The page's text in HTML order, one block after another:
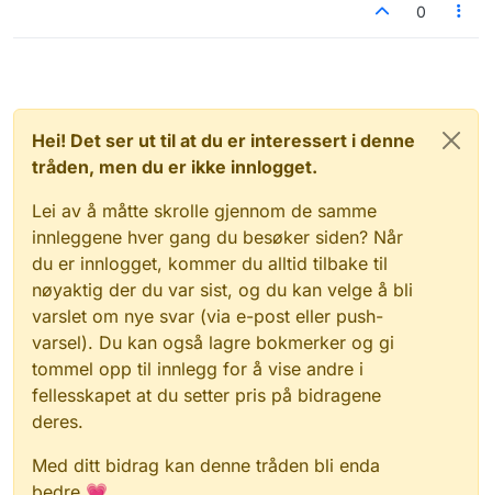
0
Hei! Det ser ut til at du er interessert i denne
tråden, men du er ikke innlogget.
Lei av å måtte skrolle gjennom de samme
innleggene hver gang du besøker siden? Når
du er innlogget, kommer du alltid tilbake til
nøyaktig der du var sist, og du kan velge å bli
varslet om nye svar (via e-post eller push-
varsel). Du kan også lagre bokmerker og gi
tommel opp til innlegg for å vise andre i
fellesskapet at du setter pris på bidragene
deres.
Med ditt bidrag kan denne tråden bli enda